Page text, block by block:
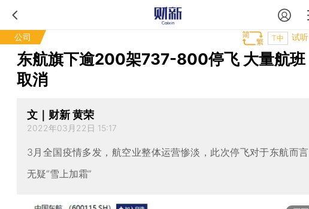
公司 试听
T中
东航旗下逾200架737-800停飞 大量航班
取消
文｜财新 黄荣
2022年03月22日 15:17
3月全国疫情多发，航空业整体运营惨淡，此次停飞对于东航而言
无疑“雪上加霜”